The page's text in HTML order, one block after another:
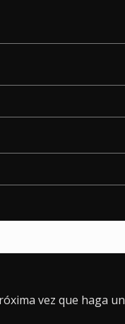
vez que haga un